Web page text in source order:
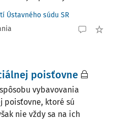
Ústavného súdu SR
poisťovne
vybavovania
poisťovne, ktoré sú
nie vždy sa na ich